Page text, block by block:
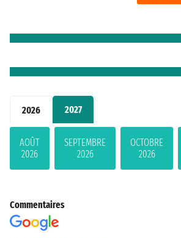
2026 2027
AOÛT
2026
SEPTEMBRE
2026
OCTOBRE
2026
Commentaires